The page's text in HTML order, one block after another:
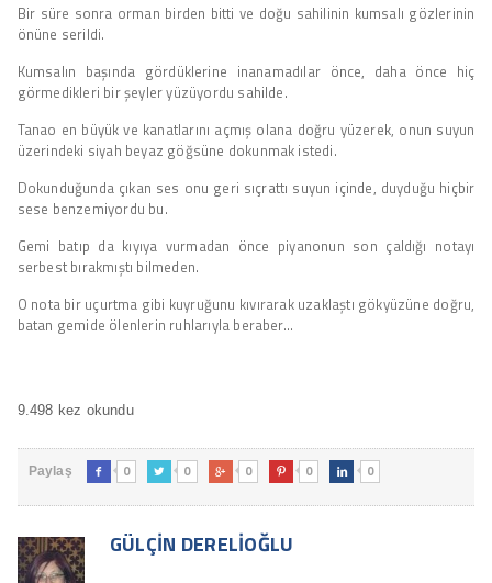
Bir süre sonra orman birden bitti ve doğu sahilinin kumsalı gözlerinin
önüne serildi.
Kumsalın başında gördüklerine inanamadılar önce, daha önce hiç
görmedikleri bir şeyler yüzüyordu sahilde.
Tanao en büyük ve kanatlarını açmış olana doğru yüzerek, onun suyun
üzerindeki siyah beyaz göğsüne dokunmak istedi.
Dokunduğunda çıkan ses onu geri sıçrattı suyun içinde, duyduğu hiçbir
sese benzemiyordu bu.
Gemi batıp da kıyıya vurmadan önce piyanonun son çaldığı notayı
serbest bırakmıştı bilmeden.
O nota bir uçurtma gibi kuyruğunu kıvırarak uzaklaştı gökyüzüne doğru,
batan gemide ölenlerin ruhlarıyla beraber…
9.498 kez okundu
Paylaş  0  0  0  0  0
GÜLÇIN DERELIOĞLU